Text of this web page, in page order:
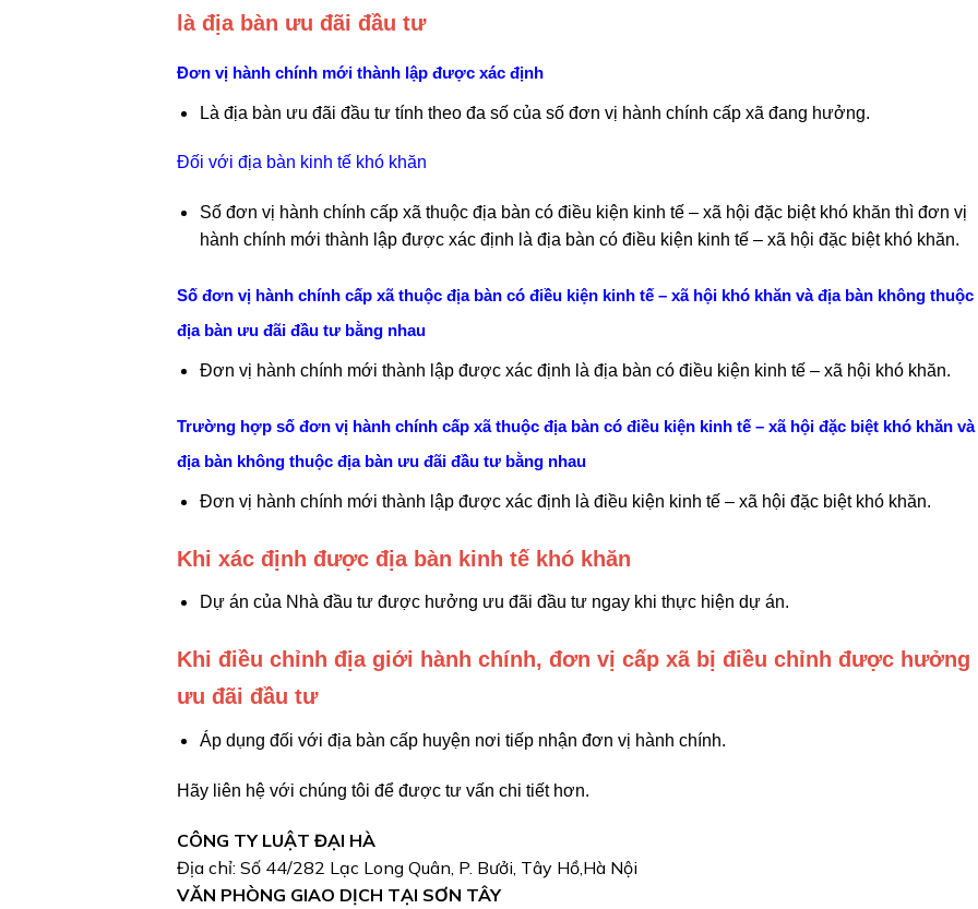
là địa bàn ưu đãi đầu tư
Đơn vị hành chính mới thành lập được xác định
Là địa bàn ưu đãi đầu tư tính theo đa số của số đơn vị hành chính cấp xã đang hưởng.
Đối với địa bàn kinh tế khó khăn
Số đơn vị hành chính cấp xã thuộc địa bàn có điều kiện kinh tế – xã hội đặc biệt khó khăn thì đơn vị
hành chính mới thành lập được xác định là địa bàn có điều kiện kinh tế – xã hội đặc biệt khó khăn.
Số đơn vị hành chính cấp xã thuộc địa bàn có điều kiện kinh tế – xã hội khó khăn và địa bàn không thuộc
địa bàn ưu đãi đầu tư bằng nhau
Đơn vị hành chính mới thành lập được xác định là địa bàn có điều kiện kinh tế – xã hội khó khăn.
Trường hợp số đơn vị hành chính cấp xã thuộc địa bàn có điều kiện kinh tế – xã hội đặc biệt khó khăn và
địa bàn không thuộc địa bàn ưu đãi đầu tư bằng nhau
Đơn vị hành chính mới thành lập được xác định là điều kiện kinh tế – xã hội đặc biệt khó khăn.
Khi xác định được địa bàn kinh tế khó khăn
Dự án của Nhà đầu tư được hưởng ưu đãi đầu tư ngay khi thực hiện dự án.
Khi điều chỉnh địa giới hành chính, đơn vị cấp xã bị điều chỉnh được hưởng
ưu đãi đầu tư
Áp dụng đối với địa bàn cấp huyện nơi tiếp nhận đơn vị hành chính.
Hãy liên hệ với chúng tôi để được tư vấn chi tiết hơn.
CÔNG TY LUẬT ĐẠI HÀ
Địa chỉ: Số 44/282 Lạc Long Quân, P. Bưởi, Tây Hồ,Hà Nội
VĂN PHÒNG GIAO DỊCH TẠI SƠN TÂY